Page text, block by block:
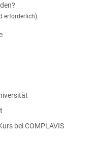
erforderlich).
bei COMPLAVIS